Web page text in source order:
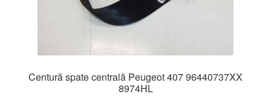
Centură spate centrală Peugeot 407 96440737XX
8974HL